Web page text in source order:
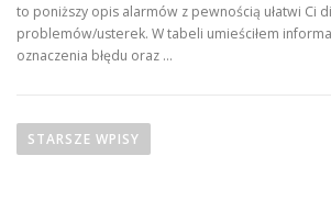
to poniższy opis alarmów z pewnością ułatwi Ci
problemów/usterek. W tabeli umieściłem
oznaczenia błędu oraz …
aSTARSZE WPISY